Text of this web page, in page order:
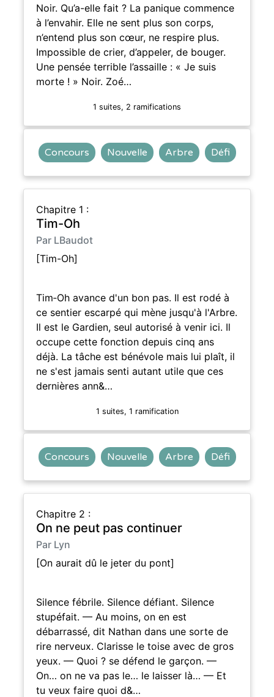
Noir. Qu’a-elle fait ? La panique commence
à l’envahir. Elle ne sent plus son corps,
n’entend plus son cœur, ne respire plus.
Impossible de crier, d’appeler, de bouger.
Une pensée terrible l’assaille : « Je suis
morte ! » Noir. Zoé…
1 suites, 2 ramifications
Concours Nouvelle Arbre Défi
Chapitre 1 :
Tim-Oh
Par LBaudot
[Tim-Oh]
Tim‑Oh avance d'un bon pas. Il est rodé à
ce sentier escarpé qui mène jusqu'à l'Arbre.
Il est le Gardien, seul autorisé à venir ici. Il
occupe cette fonction depuis cinq ans
déjà. La tâche est bénévole mais lui plaît, il
ne s'est jamais senti autant utile que ces
dernières ann&…
1 suites, 1 ramification
Concours Nouvelle Arbre Défi
Chapitre 2 :
On ne peut pas continuer
Par Lyn
[On aurait dû le jeter du pont]
Silence fébrile. Silence défiant. Silence
stupéfait. — Au moins, on en est
débarrassé, dit Nathan dans une sorte de
rire nerveux. Clarisse le toise avec de gros
yeux. — Quoi ? se défend le garçon. —
On… on ne va pas le… le laisser là… — Et
tu veux faire quoi d&…